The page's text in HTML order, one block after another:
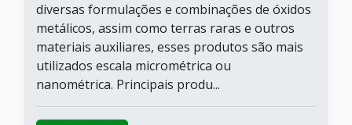
diversas formulações e combinações de óxidos
metálicos, assim como terras raras e outros
materiais auxiliares, esses produtos são mais
utilizados escala micrométrica ou
nanométrica. Principais produ...